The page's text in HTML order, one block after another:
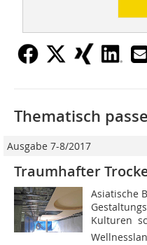
Thematisch
Ausgabe 7-8/2017
Traumhafter
Asiatische
Kulturen 